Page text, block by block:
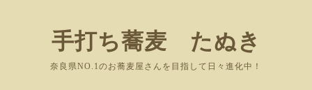
手打ち蕎麦 たぬき
奈良県NO.1のお蕎麦屋さんを目指して日々進化中！